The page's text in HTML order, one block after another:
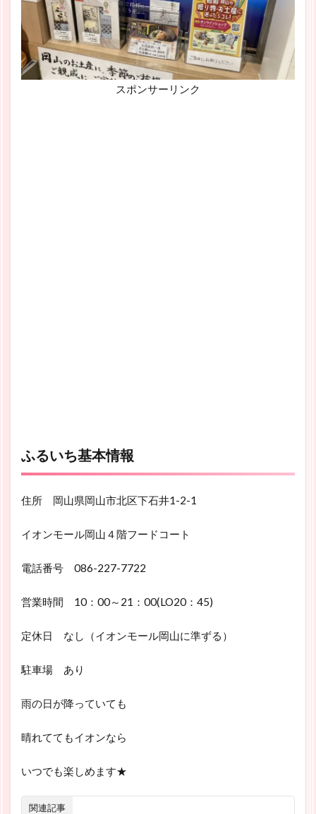
スポンサーリンク
ふるいち基本情報
住所 岡山県岡山市北区下石井1-2-1
イオンモール岡山４階フードコート
電話番号 086-227-7722
営業時間 10：00～21：00(LO20：45)
定休日 なし（イオンモール岡山に準ずる）
駐車場 あり
雨の日が降っていても
晴れててもイオンなら
いつでも楽しめます★
関連記事